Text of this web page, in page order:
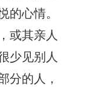
心情。
或其亲人
少见别人
分的人，